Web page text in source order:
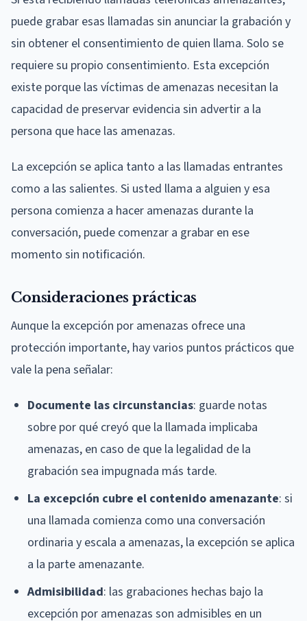
puede grabar esas llamadas sin anunciar la grabación y
sin obtener el consentimiento de quien llama. Solo se
requiere su propio consentimiento. Esta excepción
existe porque las víctimas de amenazas necesitan la
capacidad de preservar evidencia sin advertir a la
persona que hace las amenazas.
La excepción se aplica tanto a las llamadas entrantes
como a las salientes. Si usted llama a alguien y esa
persona comienza a hacer amenazas durante la
conversación, puede comenzar a grabar en ese
momento sin notificación.
Consideraciones prácticas
Aunque la excepción por amenazas ofrece una
protección importante, hay varios puntos prácticos que
vale la pena señalar:
Documente las circunstancias: guarde notas
sobre por qué creyó que la llamada implicaba
amenazas, en caso de que la legalidad de la
grabación sea impugnada más tarde.
La excepción cubre el contenido amenazante: si
una llamada comienza como una conversación
ordinaria y escala a amenazas, la excepción se aplica
a la parte amenazante.
Admisibilidad: las grabaciones hechas bajo la
excepción por amenazas son admisibles en un